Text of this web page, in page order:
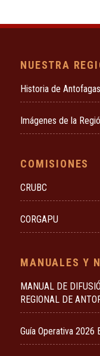
NUESTRA
Historia de
Imágenes de la
COMISIONES
CRUBC
CORGAPU
MANUALES Y
MANUAL DE
REGIONAL DE
Guía Operativa